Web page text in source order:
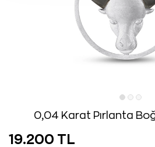
0,04 Karat Pırlanta
19.200 TL